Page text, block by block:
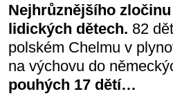
Nejhrůznějšího
lidických dětech. 82
polském Chelmu v
na výchovu do
pouhých 17 dětí…